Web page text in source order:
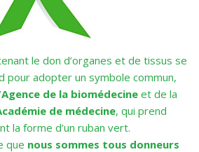
le don d’organes et de tissus se
pour adopter un symbole commun,
Agence de la biomédecine et de la
de médecine, qui prend
la forme d’un ruban vert.
que nous sommes tous donneurs